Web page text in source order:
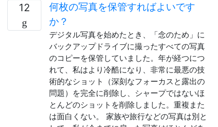
12
何枚の写真を保管すればよいです
か？
デジタル写真を始めたとき、「念のため」に
バックアップドライブに撮ったすべての写真
のコピーを保管していました。年が経つにつ
れて、私はより冷酷になり、非常に最悪の技
術的なショット（深刻なフォーカスと露出の
問題）を完全に削除し、シャープではないほ
とんどのショットを削除しました。重複また
は面白くない。 家族や旅行などの写真は別と